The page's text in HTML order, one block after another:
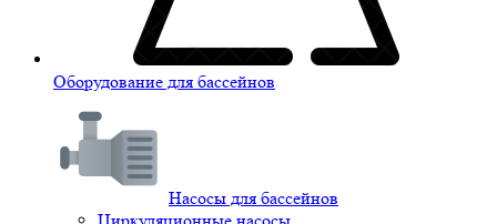
Оборудование для бассейнов
Насосы для бассейнов